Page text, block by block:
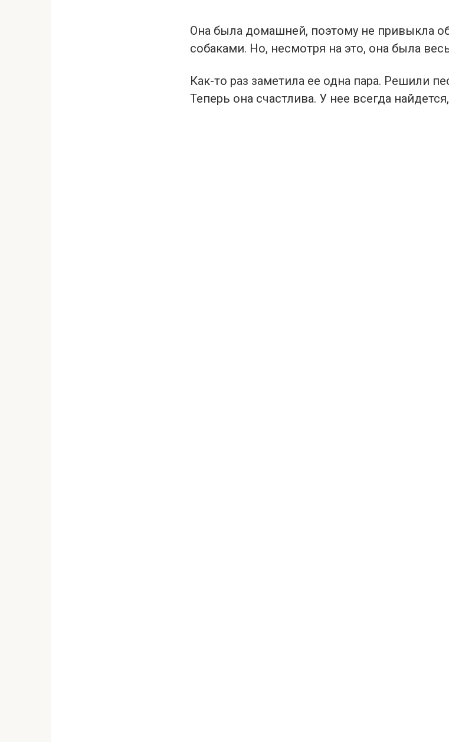
Она была домашней, поэтому не привыкла
собаками. Но, несмотря на это, она была
Как-то раз заметила ее одна пара. Решили
Теперь она счастлива. У нее всегда